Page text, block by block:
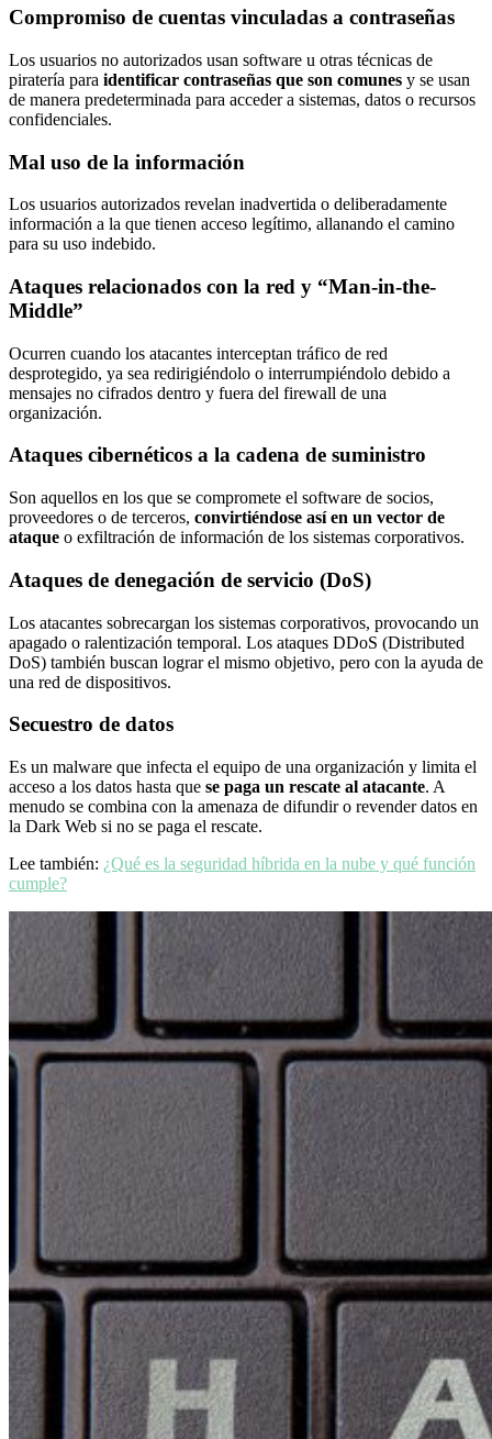
Compromiso de cuentas vinculadas a contraseñas
Los usuarios no autorizados usan software u otras técnicas de
piratería para identificar contraseñas que son comunes y se usan
de manera predeterminada para acceder a sistemas, datos o recursos
confidenciales.
Mal uso de la información
Los usuarios autorizados revelan inadvertida o deliberadamente
información a la que tienen acceso legítimo, allanando el camino
para su uso indebido.
Ataques relacionados con la red y “Man-in-the-
Middle”
Ocurren cuando los atacantes interceptan tráfico de red
desprotegido, ya sea redirigiéndolo o interrumpiéndolo debido a
mensajes no cifrados dentro y fuera del firewall de una
organización.
Ataques cibernéticos a la cadena de suministro
Son aquellos en los que se compromete el software de socios,
proveedores o de terceros, convirtiéndose así en un vector de
ataque o exfiltración de información de los sistemas corporativos.
Ataques de denegación de servicio (DoS)
Los atacantes sobrecargan los sistemas corporativos, provocando un
apagado o ralentización temporal. Los ataques DDoS (Distributed
DoS) también buscan lograr el mismo objetivo, pero con la ayuda de
una red de dispositivos.
Secuestro de datos
Es un malware que infecta el equipo de una organización y limita el
acceso a los datos hasta que se paga un rescate al atacante. A
menudo se combina con la amenaza de difundir o revender datos en
la Dark Web si no se paga el rescate.
Lee también: ¿Qué es la seguridad híbrida en la nube y qué función
cumple?